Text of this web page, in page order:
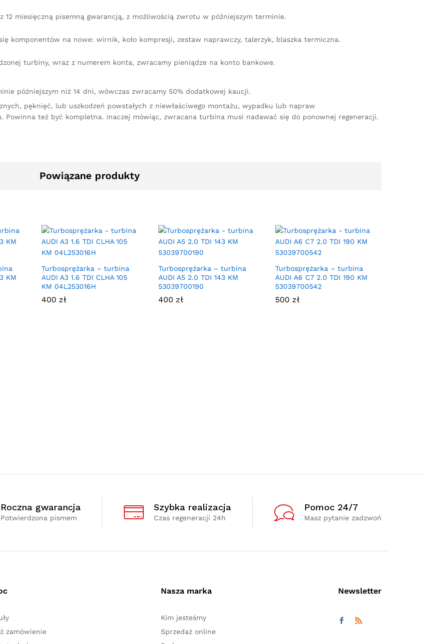
z 12 miesięczną pisemną gwarancją, z możliwością zwrotu w późniejszym terminie.
komponentów na nowe: wirnik, koło kompresji, zestaw naprawczy, talerzyk, blaszka termiczna.
turbiny, wraz z numerem konta, zwracamy pieniądze na konto bankowe.
późniejszym niż 14 dni, wówczas zwracamy 50% dodatkowej kaucji.
pęknięć, lub uszkodzeń powstałych z niewłaściwego montażu, wypadku lub napraw
Powinna też być kompletna. Inaczej mówiąc, zwracana turbina musi nadawać się do ponownej regeneracji.
Powiązane produkty
KM
Turbosprężarka – turbina
AUDI A3 1.6 TDI CLHA 105
KM 04L253016H
400 zł
Turbosprężarka – turbina
AUDI A5 2.0 TDI 143 KM
53039700190
400 zł
Turbosprężarka – turbina
AUDI A6 C7 2.0 TDI 190 KM
53039700542
500 zł
Roczna gwarancja
Potwierdzona pismem
Szybka realizacja
Czas regeneracji 24h
Pomoc 24/7
Masz pytanie zadzwoń
zamówienie
Nasza marka
Kim jesteśmy
Sprzedaż online
Newsletter